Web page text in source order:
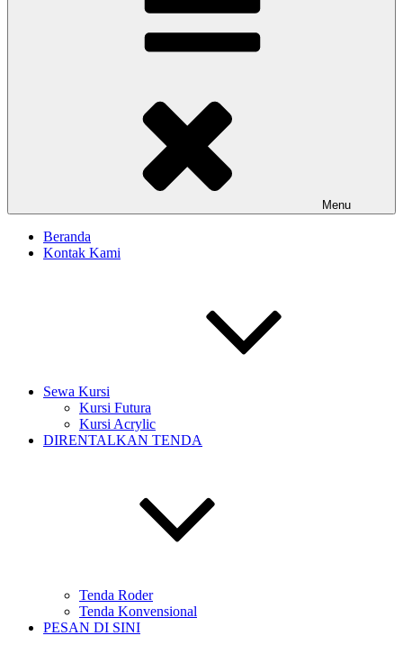
Menu
Beranda
Kontak Kami
Sewa Kursi
Kursi Futura
Kursi Acrylic
DIRENTALKAN TENDA
Tenda Roder
Tenda Konvensional
PESAN DI SINI